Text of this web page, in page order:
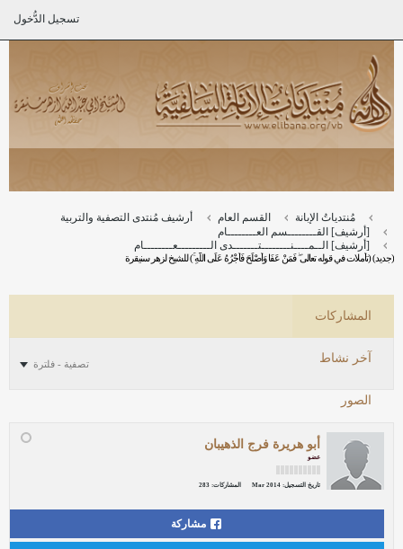
تسجيل الدُّخول
مُنتدياتُ الإبانة القسم العام
أرشيف مُنتدى التصفية والتربية
[أرشيف] القــــــــسم العــــــــام
[أرشيف] الــمــــنــــــــتـــــــدى الـــــــــعــــــــام
(جديد) (تأملات في قوله تعالى ۖ فَمَنْ عَفَا وَأَصْلَحَ فَأَجْرُهُ عَلَى اللَّهِ ۚ) للشيخ لزهر سنيقرة
المشاركات
آخر نشاط
الصور
تصفية - فلترة
أبو هريرة فرج الذهيبان
عضو
تاريخ التسجيل: Mar 2014 المشاركات: 283
مشاركة